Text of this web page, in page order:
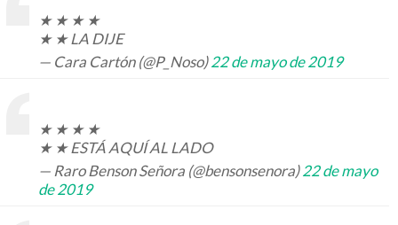
★ ★ ★ ★
★ ★ LA DIJE
— Cara Cartón (@P_Noso)22 de mayo de 2019
★ ★ ★ ★
★ ★ ESTÁ AQUÍ AL LADO
— Raro Benson Señora (@bensonsenora)22 de mayo
de 2019